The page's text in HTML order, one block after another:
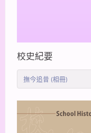
校史紀要
撫今追昔 (相冊)